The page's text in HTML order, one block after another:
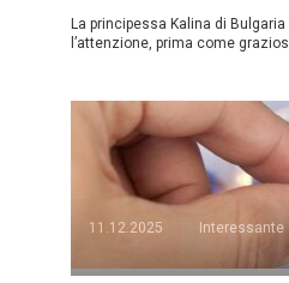
La principessa Kalina di
l’attenzione, prima come
11.12.2025
Interessante